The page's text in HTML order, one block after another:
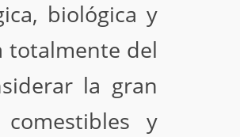
biológica y
totalmente del
la gran
y